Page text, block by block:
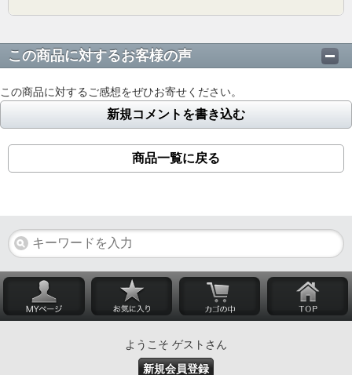
この商品に対するお客様の声
この商品に対するご感想をぜひお寄せください。
新規コメントを書き込む
商品一覧に戻る
ようこそ ゲストさん
新規会員登録